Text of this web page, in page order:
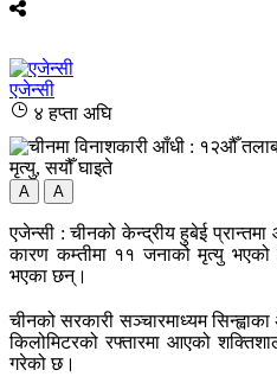
एजेन्सी
४ हप्ता अघि
A A
एजेन्सी : चीनको केन्द्रीय हुबेई प्रान्तमा
कारण कम्तीमा ११ जनाको मृत्यु
भएका छन्।
चीनको सरकारी सञ्चारमाध्यम
किलोमिटरको रफ्तारमा आएको
गरेको छ।